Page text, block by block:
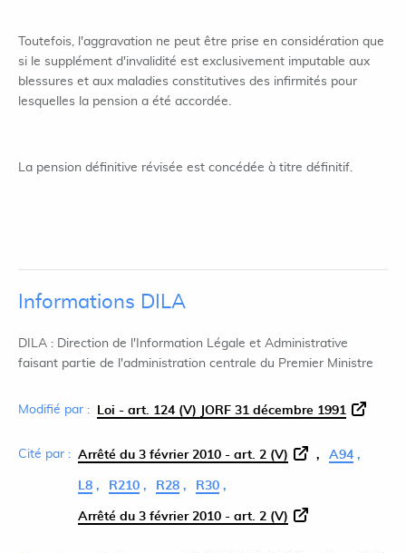
Toutefois, l'aggravation ne peut être prise en considération que
si le supplément d'invalidité est exclusivement imputable aux
blessures et aux maladies constitutives des infirmités pour
lesquelles la pension a été accordée.
La pension définitive révisée est concédée à titre définitif.
Informations DILA
DILA : Direction de l'Information Légale et Administrative
faisant partie de l'administration centrale du Premier Ministre
Modifié par : Loi - art. 124 (V) JORF 31 décembre 1991
Cité par : Arrêté du 3 février 2010 - art. 2 (V) A94
L8 R210 R28 R30
Arrêté du 3 février 2010 - art. 2 (V)